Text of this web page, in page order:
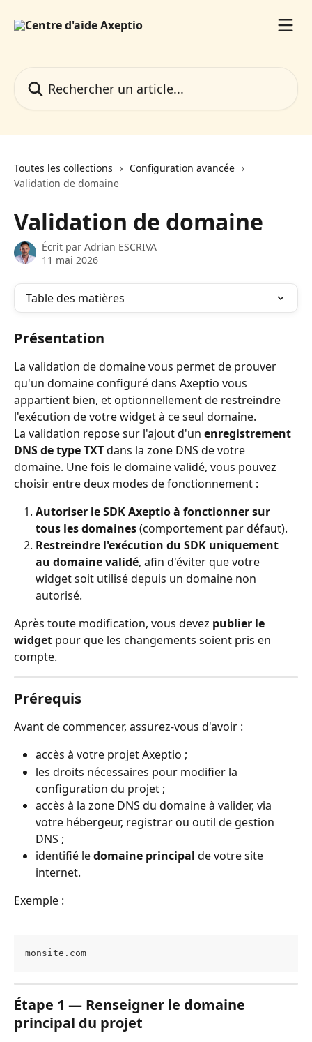
Toutes les collections
Configuration avancée
Validation de domaine
Validation de domaine
Écrit par Adrian ESCRIVA
11 mai 2026
Table des matières
Présentation
La validation de domaine vous permet de prouver
qu'un domaine configuré dans Axeptio vous
appartient bien, et optionnellement de restreindre
l'exécution de votre widget à ce seul domaine.
La validation repose sur l'ajout d'un enregistrement
DNS de type TXT dans la zone DNS de votre
domaine. Une fois le domaine validé, vous pouvez
choisir entre deux modes de fonctionnement :
Autoriser le SDK Axeptio à fonctionner sur
tous les domaines (comportement par défaut).
Restreindre l'exécution du SDK uniquement
au domaine validé, afin d'éviter que votre
widget soit utilisé depuis un domaine non
autorisé.
Après toute modification, vous devez publier le
widget pour que les changements soient pris en
compte.
Prérequis
Avant de commencer, assurez-vous d'avoir :
accès à votre projet Axeptio ;
les droits nécessaires pour modifier la
configuration du projet ;
accès à la zone DNS du domaine à valider, via
votre hébergeur, registrar ou outil de gestion
DNS ;
identifié le domaine principal de votre site
internet.
Exemple :
monsite.com
Étape 1 — Renseigner le domaine
principal du projet